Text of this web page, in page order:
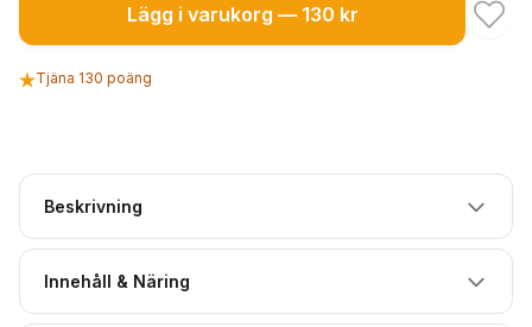
Lägg i varukorg — 130 kr
Tjäna 130 poäng
Beskrivning
Innehåll & Näring